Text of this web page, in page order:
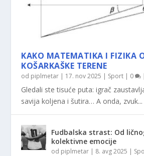
KAKO MATEMATIKA I FIZIKA
KOŠARKAŠKE TERENE
od piplmetar | 17. nov 2025 | Sport | 0
Gledali ste tisuće puta: igrač
savija koljena i šutira… A onda, zvuk...
Fudbalska strast: Od
kolektivne emocije
od piplmetar | 8. avg 2025 |